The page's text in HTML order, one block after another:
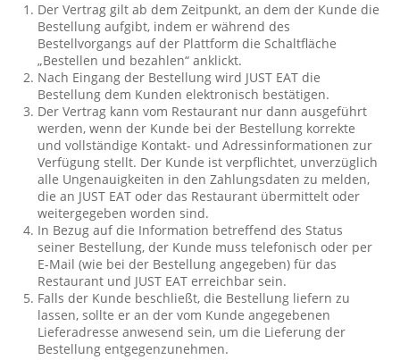
Der Vertrag gilt ab dem Zeitpunkt, an dem der Kunde die
Bestellung aufgibt, indem er während des
Bestellvorgangs auf der Plattform die Schaltfläche
„Bestellen und bezahlen“ anklickt.
Nach Eingang der Bestellung wird JUST EAT die
Bestellung dem Kunden elektronisch bestätigen.
Der Vertrag kann vom Restaurant nur dann ausgeführt
werden, wenn der Kunde bei der Bestellung korrekte
und vollständige Kontakt- und Adressinformationen zur
Verfügung stellt. Der Kunde ist verpflichtet, unverzüglich
alle Ungenauigkeiten in den Zahlungsdaten zu melden,
die an JUST EAT oder das Restaurant übermittelt oder
weitergegeben worden sind.
In Bezug auf die Information betreffend des Status
seiner Bestellung, der Kunde muss telefonisch oder per
E-Mail (wie bei der Bestellung angegeben) für das
Restaurant und JUST EAT erreichbar sein.
Falls der Kunde beschließt, die Bestellung liefern zu
lassen, sollte er an der vom Kunde angegebenen
Lieferadresse anwesend sein, um die Lieferung der
Bestellung entgegenzunehmen.